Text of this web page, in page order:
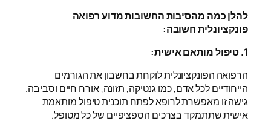
להלן כמה מהסיבות החשובות מדוע רפואה
פונקציונלית חשובה:
1. טיפול מותאם אישית:
הרפואה הפונקציונלית לוקחת בחשבון את הגורמים
הייחודיים לכל אדם, כמו גנטיקה, תזונה, אורח חיים וסביבה.
גישה זו מאפשרת לרופא לפתח תוכנית טיפול מותאמת
אישית שתתמקד בצרכים הספציפיים של כל מטופל.